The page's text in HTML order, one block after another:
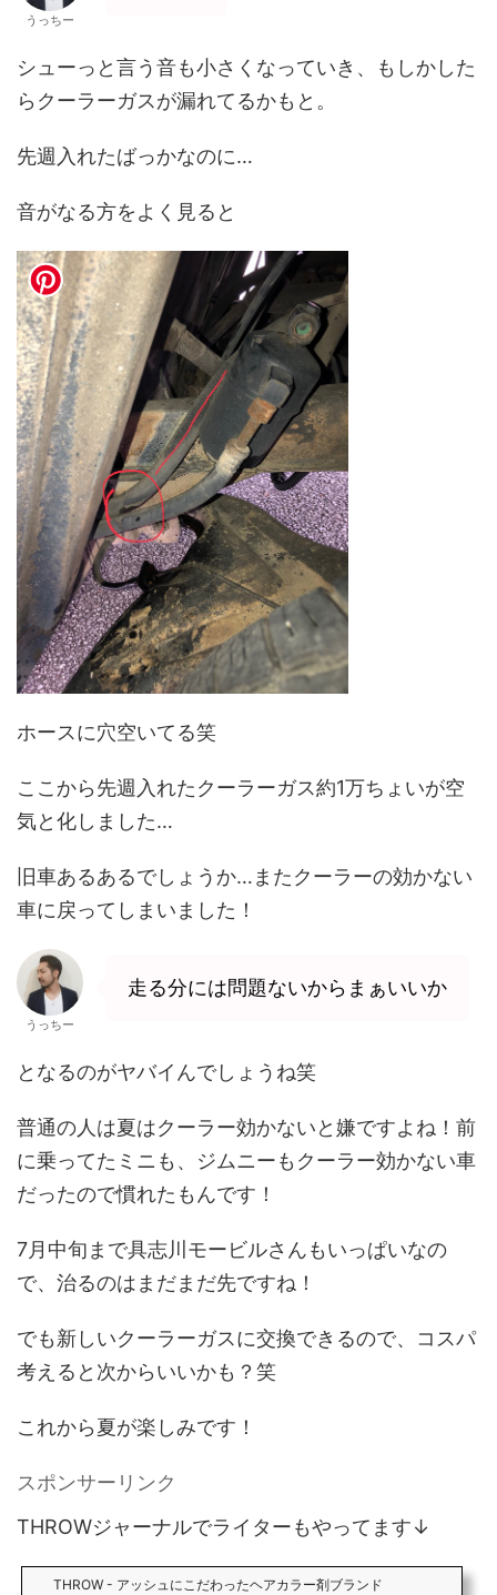
うっちー
シューっと言う音も小さくなっていき、もしかした
らクーラーガスが漏れてるかもと。
先週入れたばっかなのに…
音がなる方をよく見ると
ホースに穴空いてる笑
ここから先週入れたクーラーガス約1万ちょいが空
気と化しました…
旧車あるあるでしょうか…またクーラーの効かない
車に戻ってしまいました！
うっちー
走る分には問題ないからまぁいいか
となるのがヤバイんでしょうね笑
普通の人は夏はクーラー効かないと嫌ですよね！前
に乗ってたミニも、ジムニーもクーラー効かない車
だったので慣れたもんです！
7月中旬まで具志川モービルさんもいっぱいなの
で、治るのはまだまだ先ですね！
でも新しいクーラーガスに交換できるので、コスパ
考えると次からいいかも？笑
これから夏が楽しみです！
スポンサーリンク
THROWジャーナルでライターもやってます↓
THROW - アッシュにこだわったヘアカラー剤ブランド